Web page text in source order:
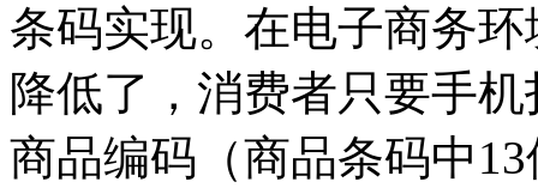
条码实现。在电子商务
降低了，消费者只要手
商品编码（商品条码中